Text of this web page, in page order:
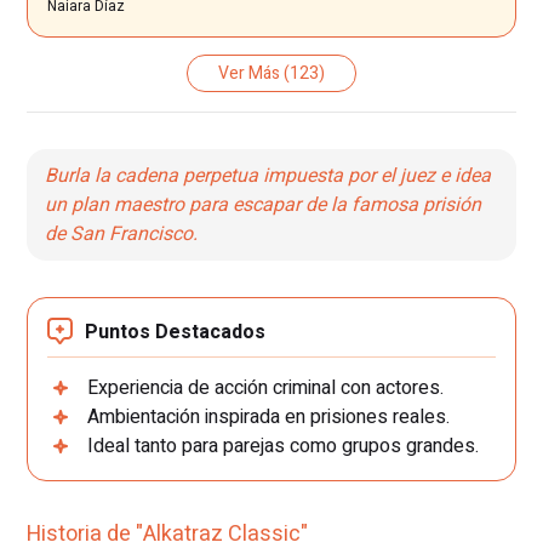
Naiara Díaz
Ver Más(123)
Burla la cadena perpetua impuesta por el juez e idea
un plan maestro para escapar de la famosa prisión
de San Francisco.
Puntos Destacados
Experiencia de acción criminal con actores.
Ambientación inspirada en prisiones reales.
Ideal tanto para parejas como grupos grandes.
Historia de "Alkatraz Classic"